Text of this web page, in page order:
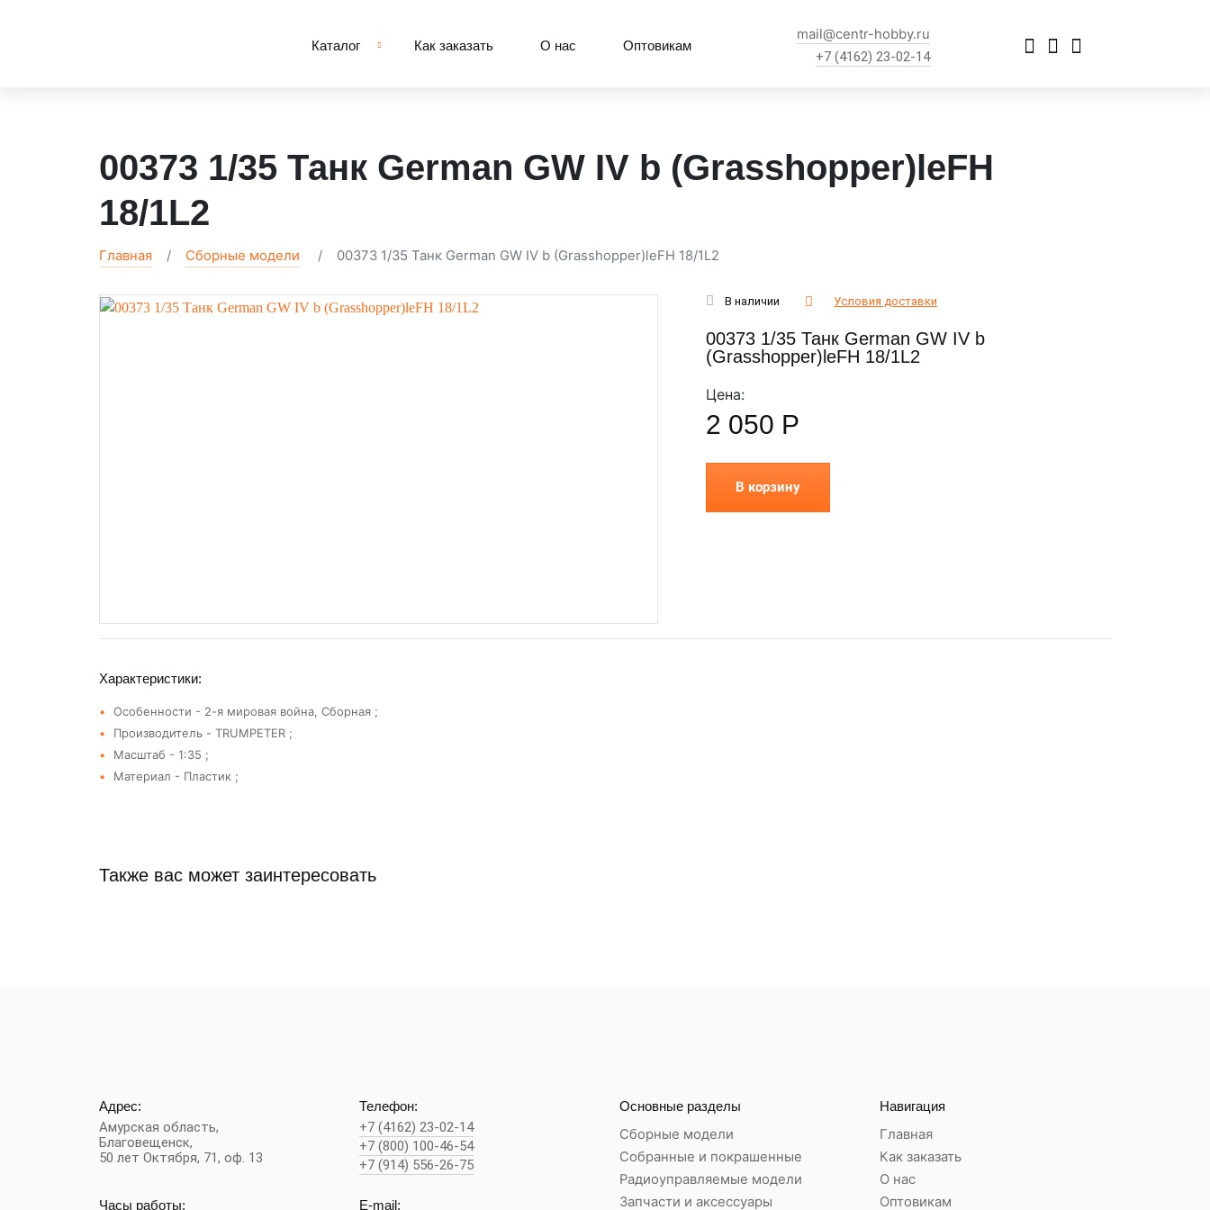
Каталог Как заказать О нас Оптовикам
mail@centr-hobby.ru
+7 (4162) 23-02-14
00373 1/35 Танк German GW IV b (Grasshopper)leFH
18/1L2
Главная Сборные модели 00373 1/35 Танк German GW IV b (Grasshopper)leFH 18/1L2
В наличии Условия доставки
00373 1/35 Танк German GW IV b
(Grasshopper)leFH 18/1L2
Цена:
2 050 Р
В корзину
Характеристики:
Особенности - 2-я мировая война, Сборная ;
Производитель - TRUMPETER ;
Масштаб - 1:35 ;
Материал - Пластик ;
Также вас может заинтересовать
Адрес:
Амурская область,
Благовещенск,
50 лет Октября, 71, оф. 13
Телефон:
+7 (4162) 23-02-14
+7 (800) 100-46-54
+7 (914) 556-26-75
Часы работы: E-mail:
Основные разделы
Сборные модели
Собранные и покрашенные
Радиоуправляемые модели
Запчасти и аксессуары
Навигация
Главная
Как заказать
О нас
Оптовикам